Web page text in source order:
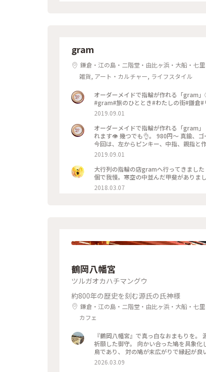
gram
鎌倉・江の島・二階堂・由比ヶ浜・大船・七
雑貨, アート・カルチャー, ライフスタイル
オーダーメイドで指輪が作れる「gram」② 波をイメージした、ピンキー💍 このサイズだと、お値段は980円
#gram#旅のひととき#わたしの街#鎌倉#
2019.09.01
オーダーメイドで指輪が作れる「gram
れます👁 幾つでも👌。 980円〜 真鍮、ゴ
今回は、左からピンキー、中指、親指と作りました😅 いつもは行列がすごいのに、この
入れました😱😱‼️(平日の夕方) 皆さん、カップルもいだけど、グループで来られ旅の思い出に作られたりしている方
が多かったです😊 まさか、入れると思
んだか愛着がわきますね… 次は、重ね
グ
2019.09.01
大行列の指輪の店gramへ行ってきまし
個で我慢。寒空の中並んだ甲斐があり
2018.03.07
鶴岡八幡宮
ツルガオカハチマングウ
約800年の歴史を刻む源氏の氏神様
鎌倉・江の島・二階堂・由比ヶ浜・大船・七
カフェ
『鶴岡八幡宮』で真っ白なおまもりを
祈願した御守。 向かい合った鳩を具象
鳥であり、 対の鳩が末広がりで縁起が良いことも理由だそうです。 #
文化財#狛犬#旅の記念
2026.03.09